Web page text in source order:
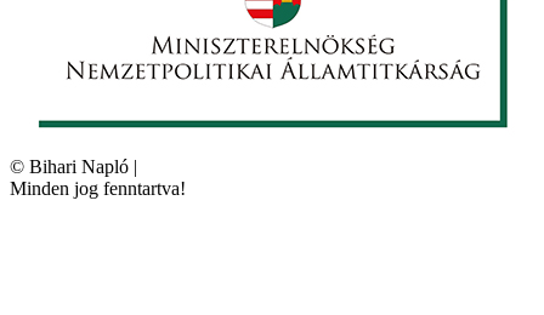
© Bihari Napló |
Minden jog fenntartva!